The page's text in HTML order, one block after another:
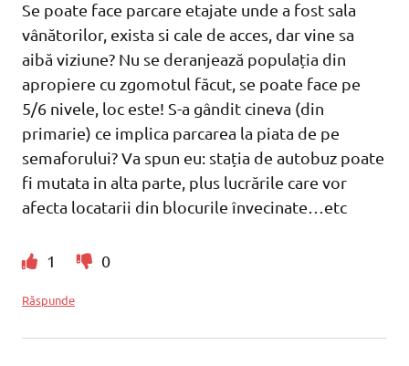
Se poate face parcare etajate unde a fost sala
vânătorilor, exista si cale de acces, dar vine sa
aibă viziune? Nu se deranjează populația din
apropiere cu zgomotul făcut, se poate face pe
5/6 nivele, loc este! S-a gândit cineva (din
primarie) ce implica parcarea la piata de pe
semaforului? Va spun eu: stația de autobuz poate
fi mutata in alta parte, plus lucrările care vor
afecta locatarii din blocurile învecinate…etc
1 0
Răspunde